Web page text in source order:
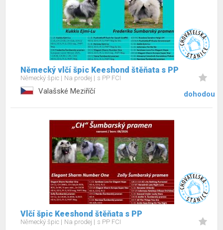
Německý vlčí špic Keeshond štěňata s PP
Německý špic Na prodej s PP FCI
Valašské Meziříčí dohodou
Vlčí špic Keeshond štěňata s PP
Německý špic Na prodej s PP FCI